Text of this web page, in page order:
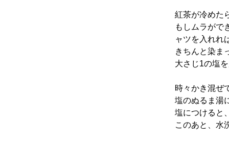
紅茶が冷めた
もしムラがで
ャツを入れれ
きちんと染ま
大さじ1の塩
時々かき混ぜ
塩のぬるま湯
塩につけると
このあと、水